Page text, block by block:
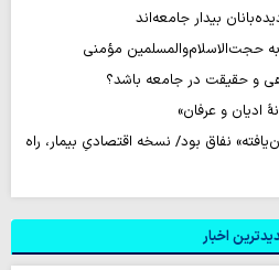
بیدار جامعه‌اند
حجت‌الاسلام‌والمسلمین مؤمنی
و حقیقت در جامعه باشد؟
ادیان و عرفان»
نفاق بود/ نسخه اقتصادیِ بیمار، راه
اخبار